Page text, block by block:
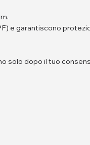
e garantiscono
solo dopo il tuo